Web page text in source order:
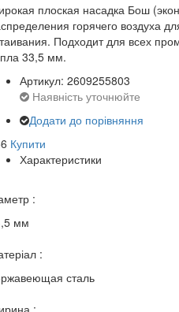
плоская насадка Бош
горячего воздуха
Подходит для всех
33,5 мм.
Артикул: 2609255803
Наявність уточнюйте
Додати до порівняння
Купити
Характеристики
:
мм
:
сталь
: